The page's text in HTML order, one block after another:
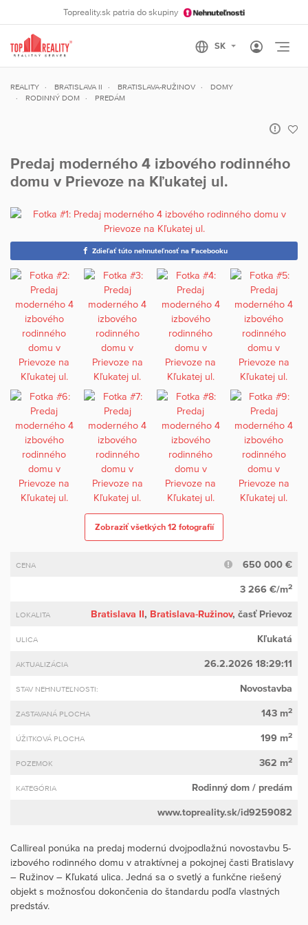
Topreality.sk patria do skupiny
REALITY BRATISLAVA II BRATISLAVA-RUŽINOV
DOMY
RODINNÝ DOM
PREDÁM
Predaj moderného 4 izbového rodinného
domu v Prievoze na Kľukatej ul.
Zdieľať túto nehnuteľnosť na Facebooku
Zobraziť všetkých 12 fotografií
CENA 650 000 €
3 266 €/m2
LOKALITA Bratislava II, Bratislava-Ružinov, časť Prievoz
ULICA Kľukatá
AKTUALIZÁCIA 26.2.2026 18:29:11
STAV NEHNUTEĽNOSTI: Novostavba
ZASTAVANÁ PLOCHA 143 m2
ÚŽITKOVÁ PLOCHA 199 m2
POZEMOK 362 m2
KATEGÓRIA Rodinný dom / predám
www.topreality.sk/id9259082
Callireal ponúka na predaj modernú dvojpodlažnú novostavbu 5-
izbového rodinného domu v atraktívnej a pokojnej časti Bratislavy
– Ružinov – Kľukatá ulica. Jedná sa o svetlý a funkčne riešený
objekt s možnosťou dokončenia do štandardu podľa vlastných
predstáv.